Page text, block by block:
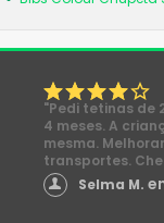
"Pedi tetinas de
4 meses. A
mesma.
transportes.
Selma M.